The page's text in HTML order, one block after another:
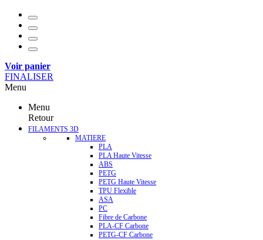
Voir panier
FINALISER
Menu
Menu
Retour
FILAMENTS 3D
MATIERE
PLA
PLA Haute Vitesse
ABS
PETG
PETG Haute Vitesse
TPU Flexible
ASA
PC
Fibre de Carbone
PLA-CF Carbone
PETG-CF Carbone